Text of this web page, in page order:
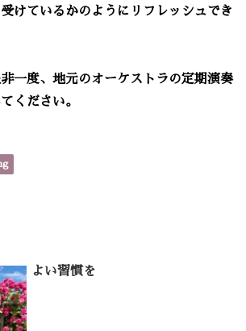
けているかのようにリフレッシュでき
一度、地元のオーケストラの定期演奏
ください。
よい習慣を